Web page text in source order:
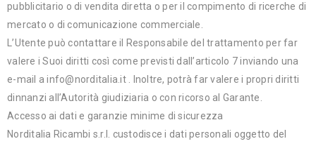
pubblicitario o di vendita diretta o per il compimento di ricerche di
mercato o di comunicazione commerciale.
L’Utente può contattare il Responsabile del trattamento per far
valere i Suoi diritti così come previsti dall’articolo 7 inviando una
e-mail a info@norditalia.it . Inoltre, potrà far valere i propri diritti
dinnanzi all’Autorità giudiziaria o con ricorso al Garante.
Accesso ai dati e garanzie minime di sicurezza
Norditalia Ricambi s.r.l. custodisce i dati personali oggetto del